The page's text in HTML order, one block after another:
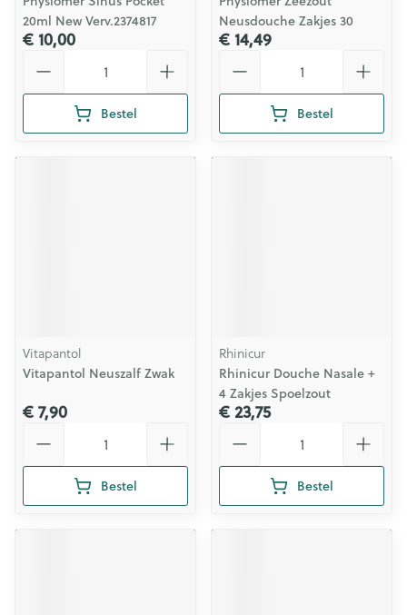
20ml New Verv.2374817
€ 10,00
Bestel
Neusdouche Zakjes 30
€ 14,49
Bestel
Vitapantol
Vitapantol Neuszalf Zwak
€ 7,90
Bestel
Rhinicur
Rhinicur Douche Nasale +
4 Zakjes Spoelzout
€ 23,75
Bestel